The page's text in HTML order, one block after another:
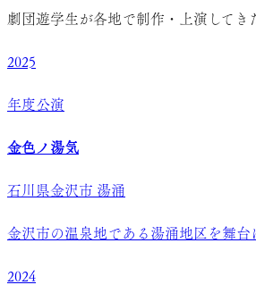
劇団遊学生が各地で制作・上演してき
2025
年度公演
金色ノ湯気
石川県金沢市 湯涌
金沢市の温泉地である湯涌地区を舞台
2024